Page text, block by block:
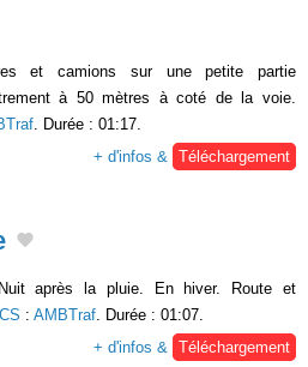
et camions sur une petite partie
à 50 mètres à coté de la voie.
. Durée : 01:17.
+ d'infos &
Téléchargement
après la pluie. En hiver. Route et
: AMBTraf. Durée : 01:07.
+ d'infos & Téléchargement